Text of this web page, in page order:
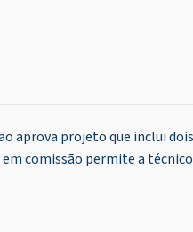
aprova projeto que inclui
comissão permite a